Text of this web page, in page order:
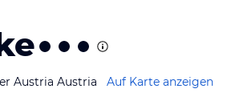
Austria Austria Auf Karte anzeigen